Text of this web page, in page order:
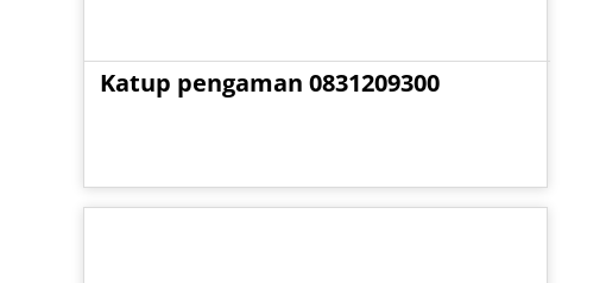
Katup pengaman 0831209300